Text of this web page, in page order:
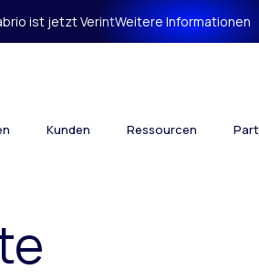
ist jetzt VerintWeitere Informationen
Kunden Ressourcen